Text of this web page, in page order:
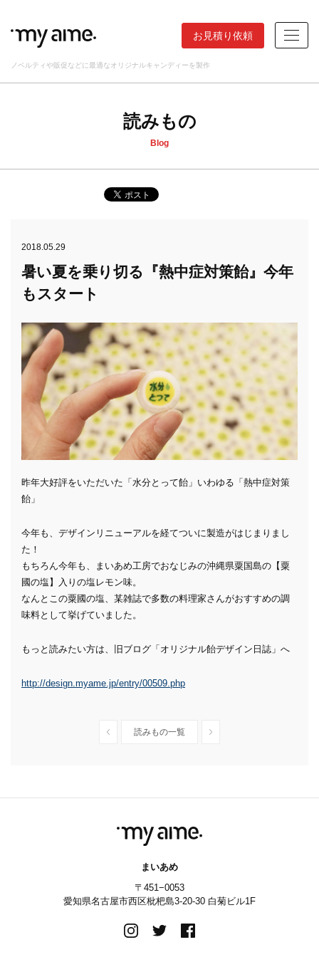
ノベルティや販促などに最適なオリジナルキャンディーを製作
お見積り依頼
読みもの
Blog
2018.05.29
暑い夏を乗り切る『熱中症対策飴』今年
もスタート
昨年大好評をいただいた「水分とって飴」いわゆる「熱中症対策
飴」
今年も、デザインリニューアルを経てついに製造がはじまりまし
た！
もちろん今年も、まいあめ工房でおなじみの沖縄県粟国島の【粟
國の塩】入りの塩レモン味。
なんとこの粟國の塩、某雑誌で多数の料理家さんがおすすめの調
味料として挙げていました。
もっと読みたい方は、旧ブログ「オリジナル飴デザイン日誌」へ
http://design.myame.jp/entry/00509.php
読みもの一覧
まいあめ
〒451−0053
愛知県名古屋市西区枇杷島3-20-30 白菊ビル1F